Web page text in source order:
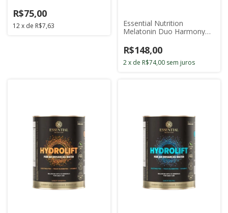
R$75,00
12x de R$7,63
Essential Nutrition
Melatonin Duo Harmony
R$148,00
2 x de R$74,00 sem juros